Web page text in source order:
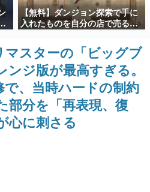
ルゲーム市場を担う若きクリエイター達
のルーツと情熱を探っていきます。
家たち
を受けた作家さんに取材し、ゲームが
産業やカルチャーに与えた影響を探る企
ーム産業史
ム史における主要なトピック・タイト
開発者へのインタビューや識者による
年の歴史が一望できる決定版！
【無料】ダンジョン探索で手に
入れたものを自分の店で売るゲ
ーム『Moonlighter』がSteam
にて無料配布中！続編
『Moonlighter 2』の9月2日正
式リリースを記念したキャンペ
ーン
マスターの「ビッグブ
ジ版が最高すぎる。
、当時ハードの制約
部分を「再表現、復
心に刺さる